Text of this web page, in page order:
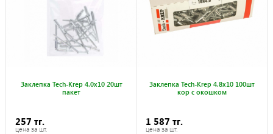
Заклепка Tech-Krep 4.0х10 20шт
пакет
257 тг.
цена за шт.
Заклепка Tech-Krep 4.8х10 100шт
кор с окошком
1 587 тг.
цена за шт.